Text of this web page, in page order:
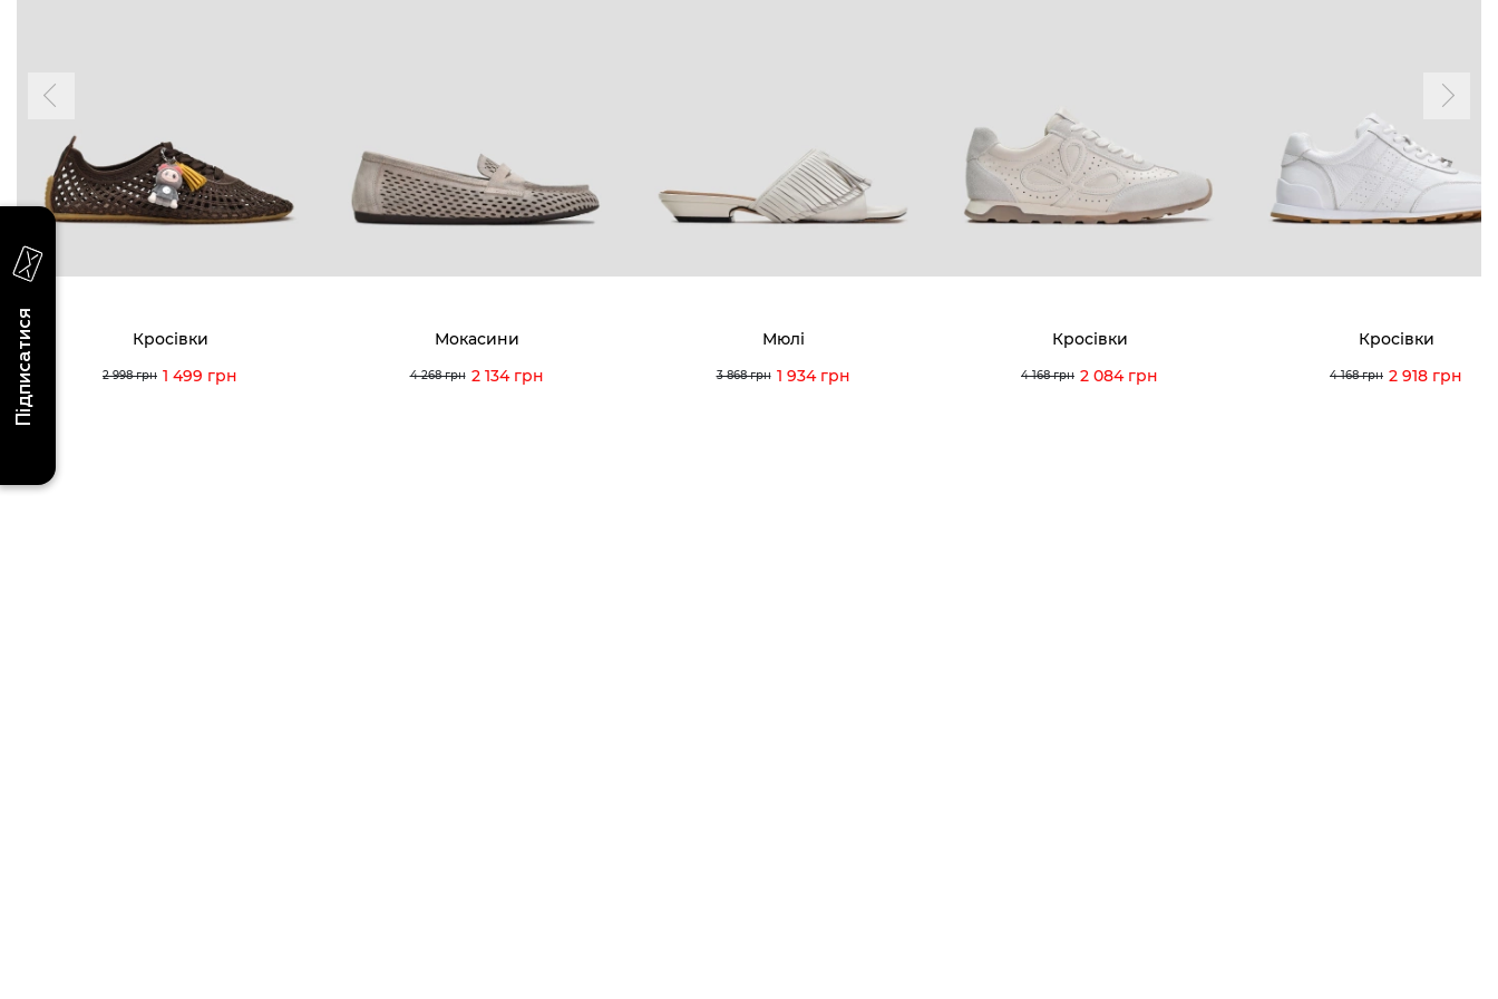
Кросівки
2 998 грн 1 499 грн
Мокасини
4 268 грн 2 134 грн
Мюлі
3 868 грн 1 934 грн
Кросівки
4 168 грн 2 084 грн
Кросівки
4 168 грн 2 918 грн
Для неї
Viber
Наші магазини
Доставка і оплата
Гарантія і повернення
Мої перегляди
Підписатися